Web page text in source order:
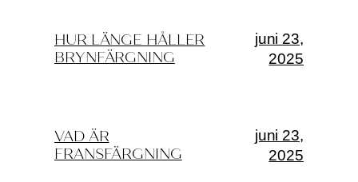
HUR LÄNGE HÅLLER
BRYNFÄRGNING
juni 23,
2025
VAD ÄR
FRANSFÄRGNING
juni 23,
2025